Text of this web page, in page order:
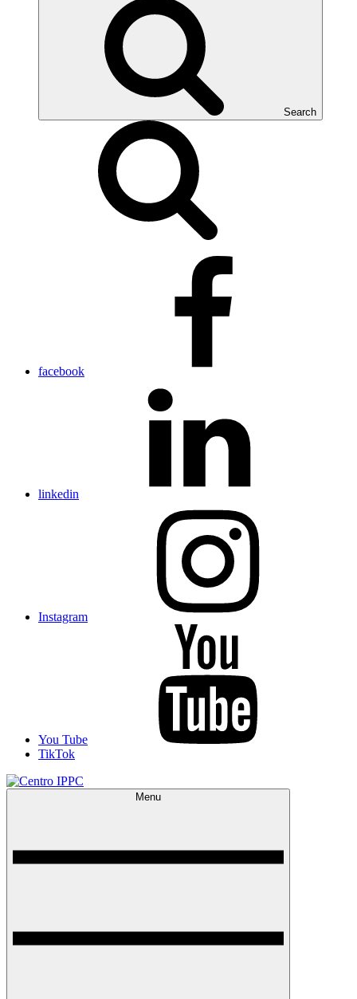
Search
facebook
linkedin
Instagram
You Tube
TikTok
Menu